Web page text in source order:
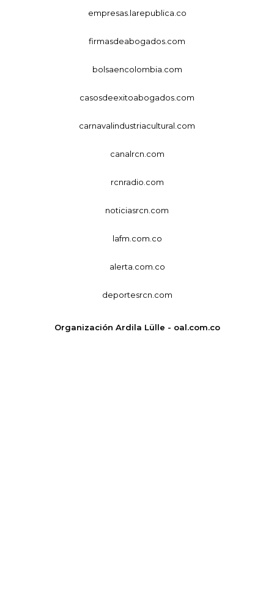
empresas.larepublica.co
firmasdeabogados.com
bolsaencolombia.com
casosdeexitoabogados.com
carnavalindustriacultural.com
canalrcn.com
rcnradio.com
noticiasrcn.com
lafm.com.co
alerta.com.co
deportesrcn.com
Organización Ardila Lülle - oal.com.co